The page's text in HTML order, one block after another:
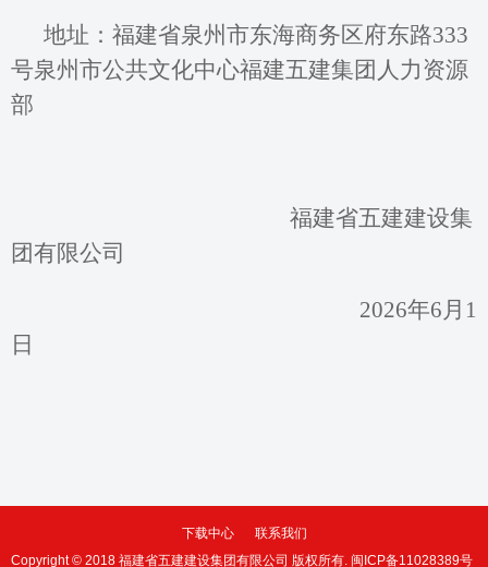
地址：福建省泉州市东海商务区府东路333
号泉州市公共文化中心福建五建集团人力资源
部
福建省五建建设集
团有限公司
2026年6月 1
日
下载中心
联系我们
Copyright © 2018 福建省五建建设集团有限公司 版权所有. 闽ICP备11028389号